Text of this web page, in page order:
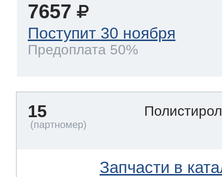
7657
Поступит 30 ноября
Предоплата 50%
15
Запчасти в